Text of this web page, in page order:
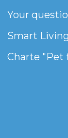
Your
Smart
Charte "Pet